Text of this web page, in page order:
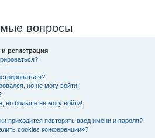
вопросы
регистрация
но не могу войти!
но больше не могу войти!
приходится повторять ввод имени и пароля?
cookies конференции»?